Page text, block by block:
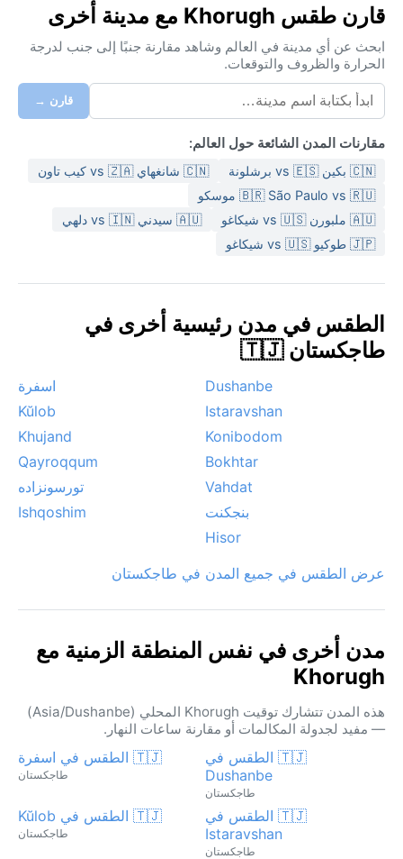
قارن طقس Khorugh مع مدينة أخرى
ابحث عن أي مدينة في العالم وشاهد مقارنة جنبًا إلى جنب لدرجة
الحرارة والظروف والتوقعات.
قارن →
مقارنات المدن الشائعة حول العالم:
🇨🇳 بكين vs 🇪🇸 برشلونة
🇨🇳 شانغهاي vs 🇿🇦 كيب تاون
🇧🇷 São Paulo vs 🇷🇺 موسكو
🇦🇺 ملبورن vs 🇺🇸 شيكاغو
🇦🇺 سيدني vs 🇮🇳 دلهي
🇯🇵 طوكيو vs 🇺🇸 شيكاغو
الطقس في مدن رئيسية أخرى في
طاجكستان 🇹🇯
Dushanbe
اسفرة
Istaravshan
Kŭlob
Konibodom
Khujand
Bokhtar
Qayroqqum
Vahdat
تورسونزاده
بنجكنت
Ishqoshim
Hisor
عرض الطقس في جميع المدن في طاجكستان
مدن أخرى في نفس المنطقة الزمنية مع
Khorugh
هذه المدن تتشارك توقيت Khorugh المحلي (Asia/Dushanbe)
— مفيد لجدولة المكالمات أو مقارنة ساعات النهار.
🇹🇯 الطقس في
Dushanbe
طاجكستان
🇹🇯 الطقس في اسفرة
طاجكستان
🇹🇯 الطقس في
Istaravshan
طاجكستان
🇹🇯 الطقس في Kŭlob
طاجكستان